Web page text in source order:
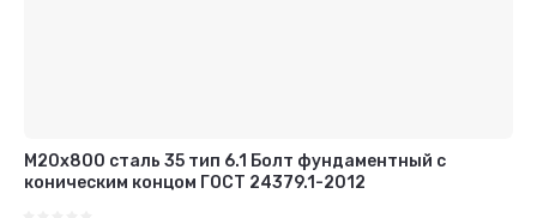
М20х800 сталь 35 тип 6.1 Болт фундаментный с
коническим концом ГОСТ 24379.1-2012